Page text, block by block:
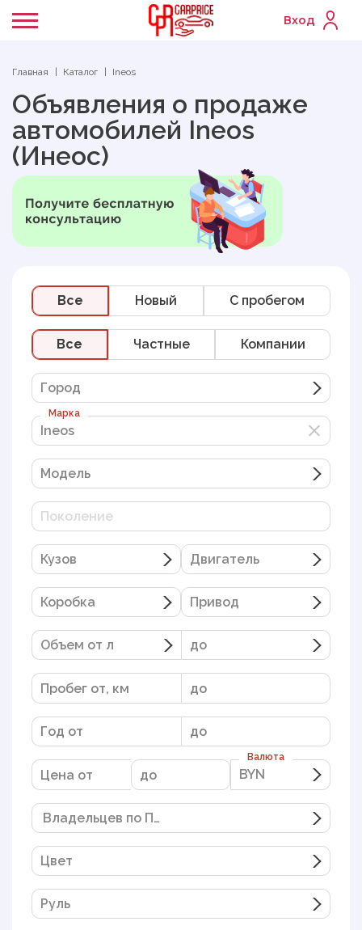
Вход
Главная Каталог Ineos
Объявления о продаже
автомобилей Ineos
(Инеос)
Все Новый C пробегом
Все Частные Компании
Город
IneosIneos
Марка
Модель
Поколение
Кузов Двигатель
Коробка Привод
Объем от л до
BYN
BYN
Валюта
Владельцев по ПТС
Цвет
Руль